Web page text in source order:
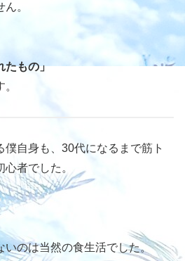
。
たもの」
僕自身も、30代になるまで筋ト
者でした。
いのは当然の食生活でした。